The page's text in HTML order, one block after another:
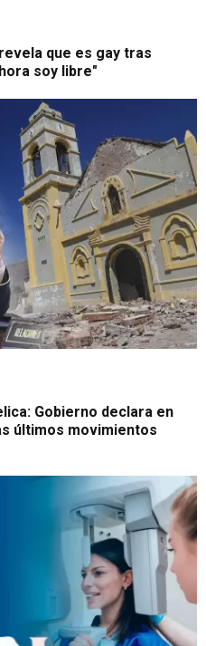
que es gay tras
soy libre"
Gobierno declara en
últimos movimientos